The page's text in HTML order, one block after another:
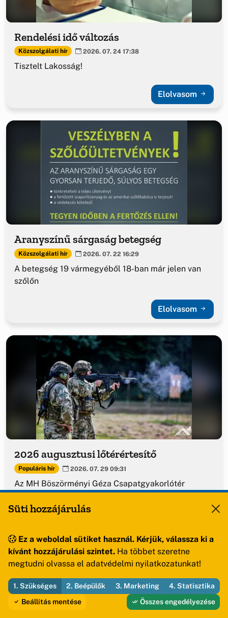
Rendelési idő változás
Közszolgálati hír 2026. 07. 24 17:38
Tisztelt Lakosság!
Elolvasom
Aranyszínű sárgaság betegség
Közszolgálati hír 2026. 07. 22 16:29
A betegség 19 vármegyéből 18-ban már jelen van
szőlőn
Elolvasom
2026 augusztusi lőtérértesítő
Populáris hír 2026. 07. 29 09:31
Az MH Böszörményi Géza Csapatgyakorlótér
területeken.
Elolvasom
Süti hozzájárulás
Ez a weboldal sütiket használ. Kérjük, válassza ki a
kívánt hozzájárulási szintet. Ha többet szeretne
megtudni olvassa el adatvédelmi nyilatkozatunkat!
1. Szükséges 2. Beépülők 3. Marketing
4. Statisztika
Beállítás mentése
Összes engedélyezése